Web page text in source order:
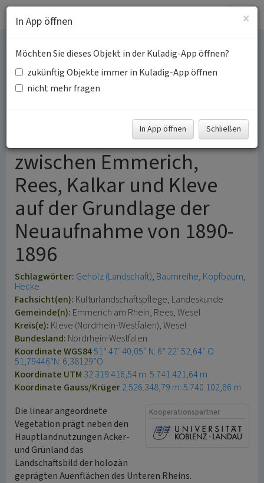
Lineare Gehölzstrukturen
in der holozänen
Rheinaue (Niederterrasse)
des rechten Rheinufers
zwischen Emmerich,
Rees, Kalkar und Kleve
auf der Grundlage der
Neuaufnahme von 1890-
1896
Schlagwörter: Gehölz (Landschaft) Baumreihe Kopfbaum
Hecke
Fachsicht(en): Kulturlandschaftspflege, Landeskunde
Gemeinde(n): Emmerich am Rhein, Rees, Wesel
Kreis(e): Kleve (Nordrhein-Westfalen), Wesel
Bundesland: Nordrhein-Westfalen
Koordinate WGS8451° 47′ 40,05″ N: 6° 22′ 52,64″ O
51,79446°N: 6,38129°O
Koordinate UTM 32.319.416,54 m: 5.741.421,64 m
Koordinate Gauss/Krüger2.526.348,79 m: 5.740.102,66 m
Kooperationspartner
Die linear angeordnete
Vegetation prägt neben den
Hauptlandnutzungen Acker-
und Grünland das
Landschaftsbild der holozän
geprägten Auenflächen des Unteren Rheins.
×
In App öffnen
Möchten Sie dieses Objekt in der Kuladig-App öffnen?
zukünftig Objekte immer in Kuladig-App öffnen
nicht mehr fragen
In App öffnen Schließen